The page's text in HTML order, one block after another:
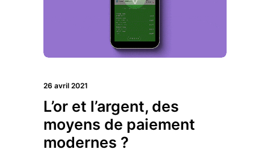
26 avril 2021
L’or et l’argent, des
moyens de paiement
modernes ?